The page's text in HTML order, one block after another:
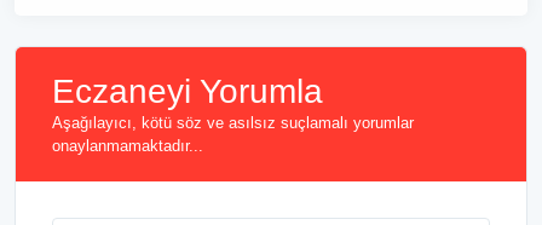
Eczaneyi Yorumla
Aşağılayıcı, kötü söz ve asılsız suçlamalı yorumlar
onaylanmamaktadır...